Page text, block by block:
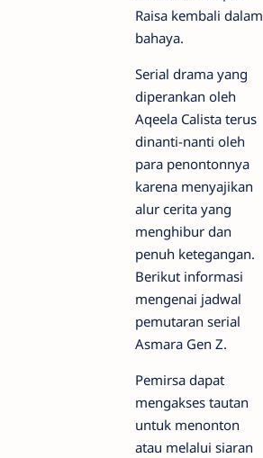
Raisa kembali dalam
bahaya.
Serial drama yang
diperankan oleh
Aqeela Calista terus
dinanti-nanti oleh
para penontonnya
karena menyajikan
alur cerita yang
menghibur dan
penuh ketegangan.
Berikut informasi
mengenai jadwal
pemutaran serial
Asmara Gen Z.
Pemirsa dapat
mengakses tautan
untuk menonton
atau melalui siaran